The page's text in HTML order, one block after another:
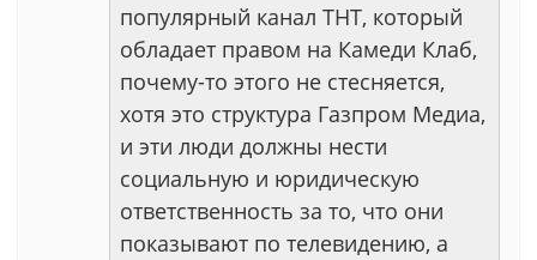
популярный канал ТНТ, который
обладает правом на Камеди Клаб,
почему-то этого не стесняется,
хотя это структура Газпром Медиа,
и эти люди должны нести
социальную и юридическую
ответственность за то, что они
показывают по телевидению, а